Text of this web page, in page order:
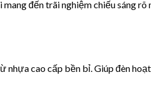
mang đến trãi nghiệm chiếu sáng
nhựa cao cấp bền bỉ. Giúp đèn